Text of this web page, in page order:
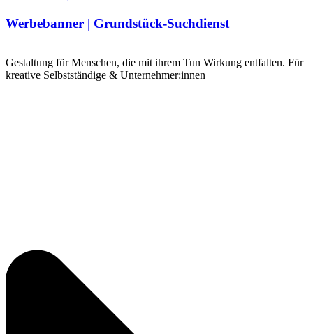
Werbebanner | Grundstück-Suchdienst
Gestaltung für Menschen, die mit ihrem Tun Wirkung entfalten. Für
kreative Selbstständige & Unternehmer:innen